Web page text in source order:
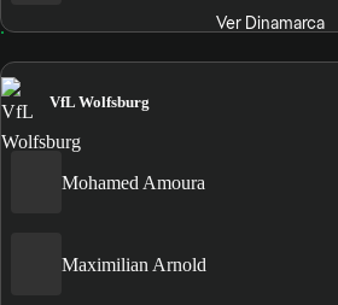
Ver Dinamarca
VfL Wolfsburg
Mohamed Amoura
Maximilian Arnold